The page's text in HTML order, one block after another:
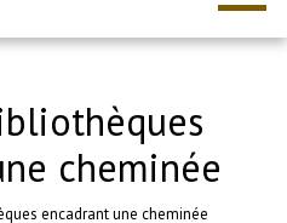
cheminée
encadrant une cheminée